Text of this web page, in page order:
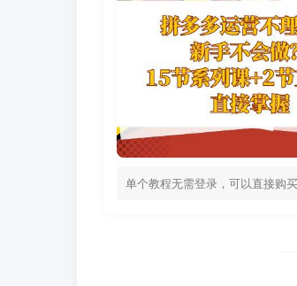
单个教程无需登录，可以直接购